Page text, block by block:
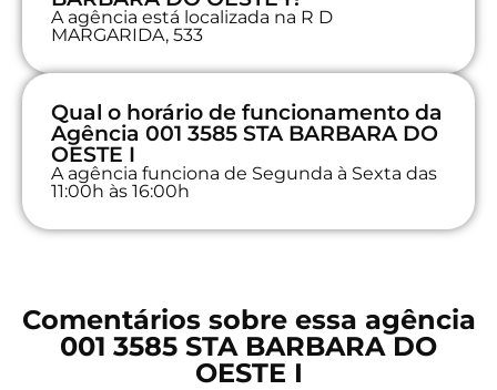
A agência está localizada na R D
MARGARIDA, 533
Qual o horário de funcionamento da
Agência 001 3585 STA BARBARA DO
OESTE I
A agência funciona de Segunda à Sexta das
11:00h às 16:00h
Comentários sobre essa agência
001 3585 STA BARBARA DO
OESTE I